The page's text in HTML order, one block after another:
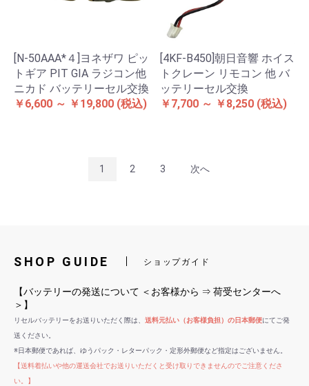
[N-50AAA*４]ヨネザワ ピッ
トギア PIT GIA ラジコン他
ニカド バッテリーセル交換
￥6,600 ～ ￥19,800 (税込)
[4KF-B450]朝日音響 ホイス
トクレーン リモコン 他 バ
ッテリーセル交換
￥7,700 ～ ￥8,250 (税込)
1 2 3 次へ
SHOP GUIDE ショップガイド
【バッテリーの発送について ＜お客様から ⇒ 荷受センターへ
＞】
リセルバッテリーをお送りいただく際は、 送料元払い（お客様負担）の日本郵便にてご発
送ください。
※日本郵便であれば、ゆうパック・レターパック・定形外郵便など指定はございません。
【送料着払いや他の運送会社でお送りいただくと受け取りできませんのでご注意くださ
い。】